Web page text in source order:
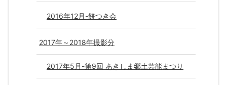
2016年12月-餅つき会
2017年～2018年撮影分
2017年5月-第9回 あきしま郷土芸能まつり